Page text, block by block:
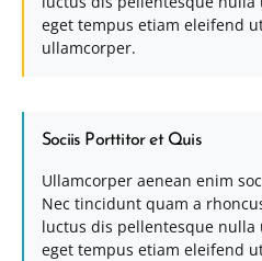
eget tempus etiam eleifend
ullamcorper.
Sociis Porttitor et Quis
Ullamcorper aenean enim
Nec tincidunt quam a
luctus dis pellentesque nulla
eget tempus etiam eleifend